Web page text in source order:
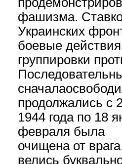
фашизма.
Украинских
боевые
группировки
продолжались с
1944 года по 18
февраля была
очищена от
велись